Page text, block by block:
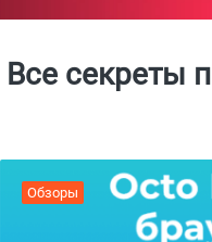
Все секреты
Обзоры